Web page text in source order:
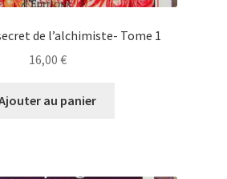
de l’alchimiste- Tome 1
16,00 €
au panier